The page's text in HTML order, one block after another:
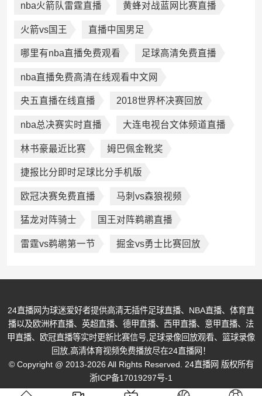
nba火箭队雷霆直播 黄蜂对战蓝网比赛直播
火箭vs国王 直播中国男足
哪里有nba直播免费观看 足球高清免费直播
nba直播免费高清在线观看中文网
央五直播在线直播 2018世界杯决赛回放
nba总决赛实时直播 大连电视台文体频道直播
林书豪最近比赛 姆巴佩金靴奖
捷报比分即时足球比分手机版
欧冠决赛免费直播 马刺vs森狼视频
猛龙对阵骑士 国王对阵鹈鹕直播
雷霆vs鹈鹕第一节 掘金vs勇士比赛回放
24直播网为球迷爱好者提供高清无插件足球直播、NBA直播、体育直
播以及欧洲杯直播、英超直播、德甲直播、西甲直播、意甲直播、法
甲直播、欧冠直播等实时更新比赛信号,足球录像回放观看、篮球录像
回放,高清体育视频免费播放尽在24直播网！
© Copyright @ 2013-2026 All Rights Reserved. 24直播网 版权所有
浙ICP备17019297号-1